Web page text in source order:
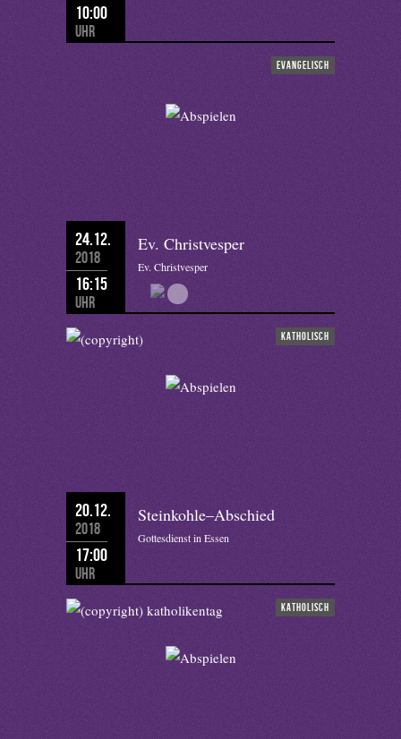
10:00
Uhr
evangelisch
24.12.
2018
16:15
Uhr
Ev. Christvesper
Ev. Christvesper
katholisch
20.12.
2018
17:00
Uhr
Steinkohle–Abschied
Gottesdienst in Essen
katholisch